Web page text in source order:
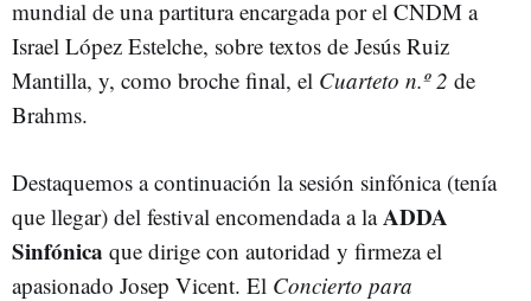
mundial de una partitura encargada por el CNDM a
Israel López Estelche, sobre textos de Jesús Ruiz
Mantilla, y, como broche final, el Cuarteto n.º 2 de
Brahms.
Destaquemos a continuación la sesión sinfónica (tenía
que llegar) del festival encomendada a laADDA
Sinfónica que dirige con autoridad y firmeza el
apasionado Josep Vicent. El Concierto para